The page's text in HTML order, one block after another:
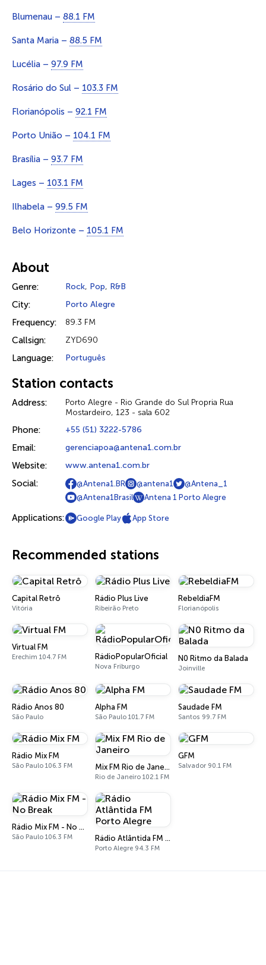
Blumenau – 88.1 FM
Santa Maria – 88.5 FM
Lucélia – 97.9 FM
Rosário do Sul – 103.3 FM
Florianópolis – 92.1 FM
Porto União – 104.1 FM
Brasília – 93.7 FM
Lages – 103.1 FM
Ilhabela – 99.5 FM
Belo Horizonte – 105.1 FM
About
Genre: Rock, Pop, R&B
City: Porto Alegre
Frequency: 89.3 FM
Callsign: ZYD690
Language: Português
Station contacts
Address:
Porto Alegre - Rio Grande do Sul Propria Rua
Mostardeiro, 123 - sala 602
Phone: +55 (51) 3222-5786
Email: gerenciapoa@antena1.com.br
Website: www.antena1.com.br
Social: @Antena1.BR @antena1
@Antena_1
@Antena1Brasil
Antena 1 Porto Alegre
Applications: Google Play App Store
Recommended stations
Capital Retrô
Vitória
Rádio Plus Live
Ribeirão Preto
RebeldiaFM
Florianópolis
Virtual FM
Erechim 104.7 FM RádioPopularOficial
Nova Friburgo
N0 Ritmo da Balada
Joinville
Rádio Anos 80
São Paulo
Alpha FM
São Paulo 101.7 FM
Saudade FM
Santos 99.7 FM
Rádio Mix FM
São Paulo 106.3 FM Mix FM Rio de Janeiro
Rio de Janeiro 102.1 FM
GFM
Salvador 90.1 FM
Rádio Mix FM - No Break
São Paulo 106.3 FM Rádio Atlântida FM Porto Alegre
Porto Alegre 94.3 FM